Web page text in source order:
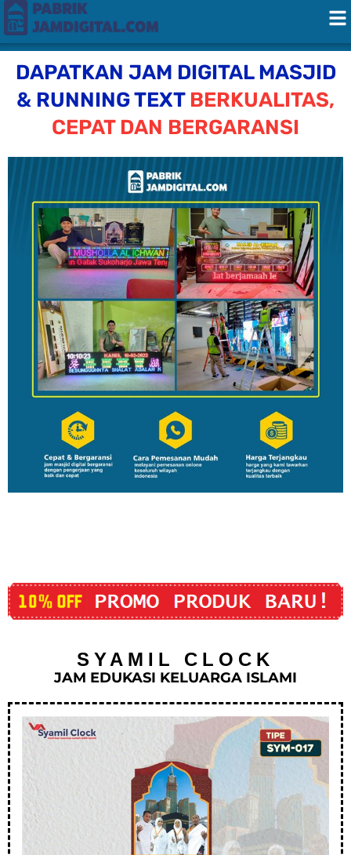
DAPATKAN JAM DIGITAL MASJID
& RUNNING TEXT BERKUALITAS,
CEPAT DAN BERGARANSI
SYAMIL CLOCK
JAM EDUKASI KELUARGA ISLAMI